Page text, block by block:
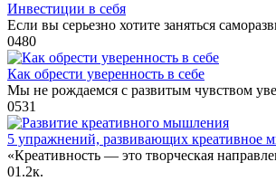
Инвестиции в себя
Если вы серьезно хотите заняться
0480
Как обрести уверенность в себе
Мы не рождаемся с развитым чувством
0531
5 упражнений, развивающих креативное
«Креативность — это творческая
01.2к.